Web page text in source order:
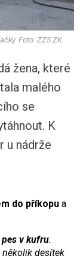
Foto: ZZS ZK
žena, které
malého
se
K
u nádrže
do příkopu a
pes v kufru.
několik desítek